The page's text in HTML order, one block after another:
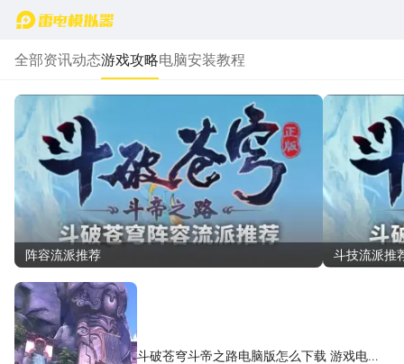
首页
全部资讯动态游戏攻略电脑安装教程
阵容流派推荐 斗技流派推
斗破苍穹斗帝之路电脑版怎么下载 游戏电脑